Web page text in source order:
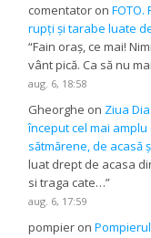
comentator on
rupți și tarabe luate
“Fain oraș, ce mai!
vânt pică. Ca să nu
aug. 6, 18:58
Gheorghe on Ziua
început cel mai
sătmărene, de acasă
luat drept de acasa
si traga cate…”
aug. 6, 17:59
pompier on